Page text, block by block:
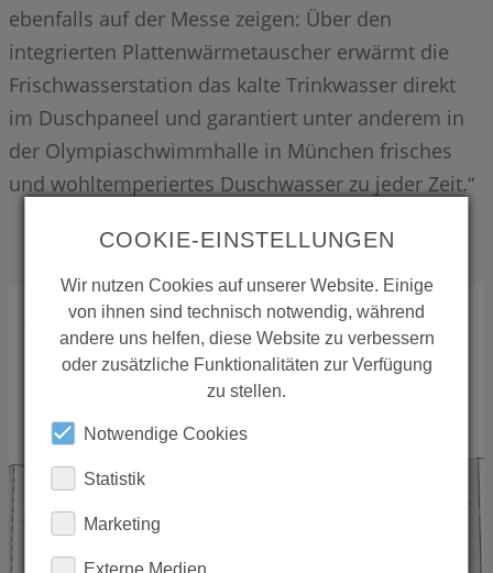
ebenfalls auf der Messe zeigen: Über den
integrierten Plattenwärmetauscher erwärmt die
Frischwasserstation das kalte Trinkwasser direkt
im Duschpaneel und garantiert unter anderem in
der Olympiaschwimmhalle in München frisches
und wohltemperiertes Duschwasser zu jeder Zeit.“
COOKIE-EINSTELLUNGEN
Wir nutzen Cookies auf unserer Website. Einige
von ihnen sind technisch notwendig, während
andere uns helfen, diese Website zu verbessern
oder zusätzliche Funktionalitäten zur Verfügung
zu stellen.
Notwendige Cookies
Statistik
Marketing
Externe Medien